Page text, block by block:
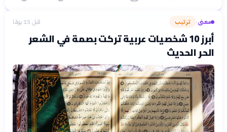
معنى› ترتيب قبل 15 يومًا
أبرز 10 شخصيات عربية تركت بصمة في الشعر
الحر الحديث